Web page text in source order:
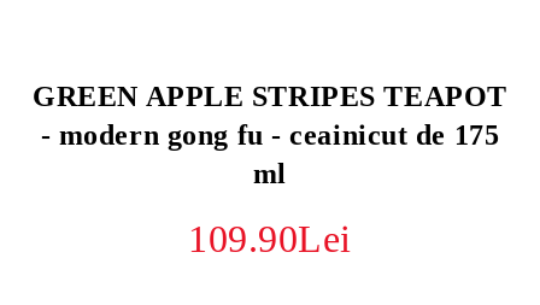
GREEN APPLE STRIPES TEAPOT
- modern gong fu - ceainicut de 175
ml
109.90Lei